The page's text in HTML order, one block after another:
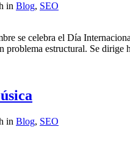
in Blog, SEO
se celebra el Día
problema estructural. Se dirige
in Blog, SEO